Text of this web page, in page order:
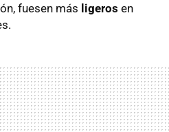
fuesen más ligeros en